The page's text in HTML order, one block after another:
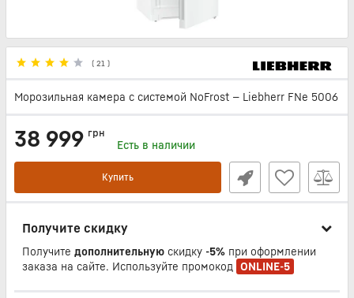
( 21 )
Морозильная камера с системой NoFrost — Liebherr FNe 5006
38 999 грн
Есть в наличии
Купить
Получите скидку
Получите дополнительную скидку -5% при оформлении
заказа на сайте. Используйте промокод ONLINE-5